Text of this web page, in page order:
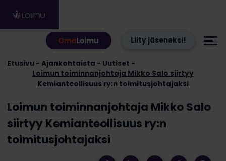
Liity jäseneksi!
Etusivu Ajankohtaista
Uutiset
Loimun toiminnanjohtaja Mikko Salo siirtyy
Kemianteollisuus ry:n toimitusjohtajaksi
Loimun toiminnanjohtaja Mikko Salo
siirtyy Kemianteollisuus ry:n
toimitusjohtajaksi